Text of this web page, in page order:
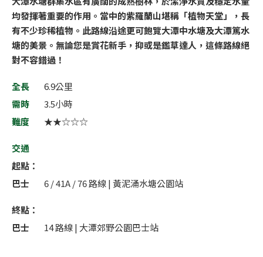
均發揮著重要的作用。當中的紫羅蘭山堪稱「植物天堂」，長
有不少珍稀植物。此路線沿途更可飽覽大潭中水塘及大潭篤水
塘的美景。無論您是賞花新手，抑或是鑑草達人，這條路線絕
對不容錯過！
全長
6.9公里
需時
3.5小時
難度
★★☆☆☆
交通
起點：
巴士
6 / 41A / 76 路線 | 黃泥涌水塘公園站
終點：
巴士
14 路線 | 大潭郊野公園巴士站